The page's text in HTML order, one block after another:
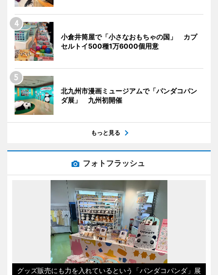
小倉井筒屋で「小さなおもちゃの国」 カプ
セルトイ500種1万6000個用意
北九州市漫画ミュージアムで「パンダコパン
ダ展」 九州初開催
もっと見る
フォトフラッシュ
グッズ販売にも力を入れているという「パンダコパンダ」展